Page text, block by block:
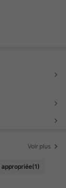
Voir plus
appropriée(1)